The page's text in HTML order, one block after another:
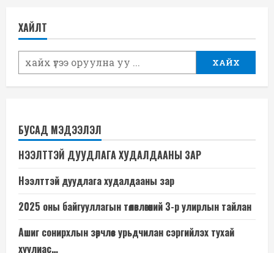
e
R
e
a
d
i
n
g
ХАЙЛТ
ХАЙХ
БУСАД МЭДЭЭЛЭЛ
НЭЭЛТТЭЙ ДУУДЛАГА ХУДАЛДААНЫ ЗАР
Нээлттэй дуудлага худалдааны зар
2025 оны байгууллагын төлөвлөгөөний 3-р улирлын тайлан
Ашиг сонирхлын зөрчлөөс урьдчилан сэргийлэх тухай
хуулиас…